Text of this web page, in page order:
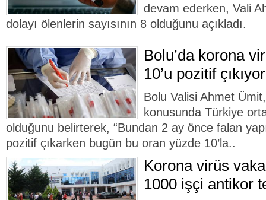
devam ederken, Vali
dolayı ölenlerin sayısının 8 olduğunu açıkladı.
Bolu’da korona
10’u pozitif çıkıyor
Bolu Valisi Ahmet
konusunda Türkiye
olduğunu belirterek, “Bundan 2 ay önce falan
pozitif çıkarken bugün bu oran yüzde 10’la..
Korona virüs
1000 işçi antikor